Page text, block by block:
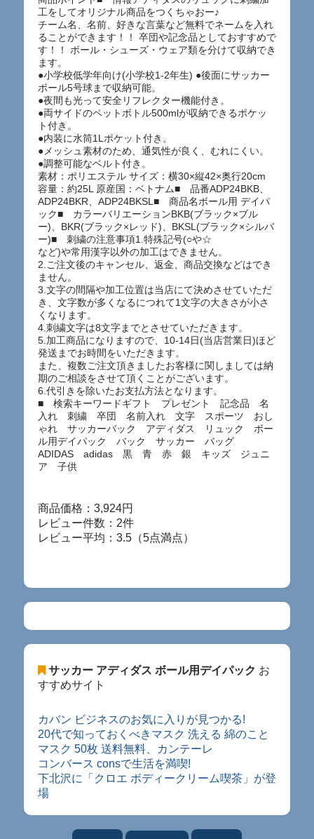
工をしてオリジナル商品をつくちゃおー♪
チーム名、名前、好きな言葉など無料でネームを入れ
ることができます！！ 卒団や記念品としておすすめで
す！！ ボール・シューズ・ウェア類を分けて収納でき
ます。
●小学校低学年向け(小学校1-2年生) ●後面にサッカー
ボール5号球まで収納可能。
●夜間も光って安全リフレクター機能付き。
●両サイドのペットボトル500mlが収納できるポケッ
ト付き。
●内装に水筒1Lポケット付き。
●メッシュ素材のため、通気性が良く、むれにくい。
●調整可能なベルト付き。
素材：ポリエステル サイズ：横30×縦42×奥行20cm
容量：約25L 原産国：ベトナム■ 品番ADP24BKB、
ADP24BKR、ADP24BKSL■ 商品名ボール用 デイパ
ック■ カラーバリエーションBKB(ブラック×ブル
ー)、BKR(ブラック×レッド)、BKSL(ブラック×シルバ
ー)■ 刺繍の注意事項1.特殊記号(○や☆
など)や常用漢字以外の加工はできません。
2.ご注文後のキャンセル、返金、商品交換などはでき
ません。
3.文字の間隔や加工位置は当店にて決めさせていただ
き、文字数が多くなるにつれて1文字の大きさが小さ
くなります。
4.刺繍文字は8文字までとさせていただきます。
5.加工商品になりますので、10-14日(当店営業日)ほど
発送までお時間をいただきます。
また、複数ご注文頂きましたお客様に関しましては納
期のご相談をさせて頂くことがございます。
6.代引きを除いたお支払方法となります。
■ 検索キーワードギフト プレゼント 記念品 名
入れ 刺繍 卒団 名前入れ 文字 スポーツ おし
ゃれ サッカーバック アディダス リュック ボー
ル用デイパック バック サッカー バッグ
ADIDAS adidas 黒 青 赤 銀 キッズ ジュニ
ア 子供
商品価格：3,924円
レビュー件数：2件
レビュー平均：3.5（5点満点）
サッカー アディダス ボール用デイパック お
すすめサイト
カバン ビジネスのお気に入りが見つかる!
20代で知っておくべきマスク 洗える 綿のこと
マスク 50枚 送料無料、カンテーレ
コンバース consで生活を満喫!
下北沢に「クロエ ボディークリーム喫茶」が登
場